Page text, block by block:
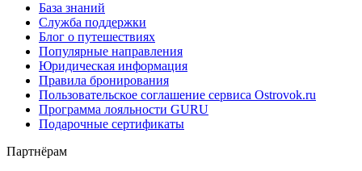
База знаний
Служба поддержки
Блог о путешествиях
Популярные направления
Юридическая информация
Правила бронирования
Пользовательское соглашение сервиса Ostrovok.ru
Программа лояльности GURU
Подарочные сертификаты
Партнёрам